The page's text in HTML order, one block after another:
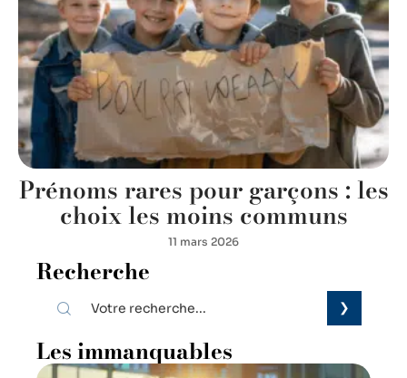
Prénoms rares pour garçons : les
choix les moins communs
11 mars 2026
Recherche
Les immanquables